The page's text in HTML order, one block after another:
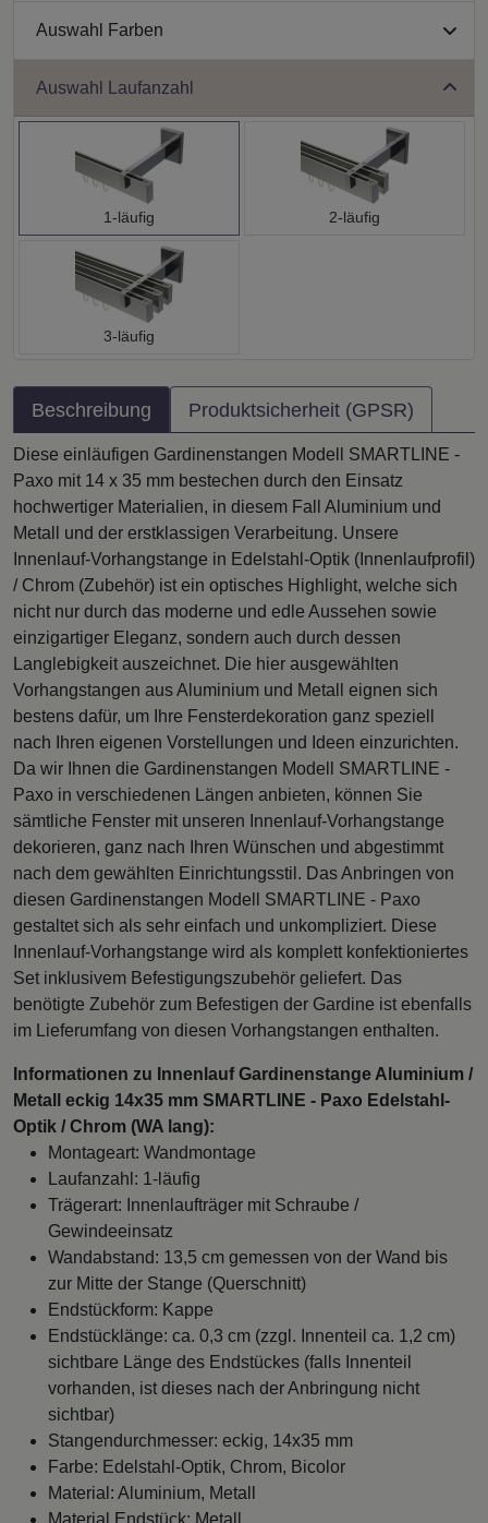
Auswahl Farben
Auswahl Laufanzahl
1-läufig 2-läufig
3-läufig
Beschreibung Produktsicherheit (GPSR)
Diese einläufigen Gardinenstangen Modell SMARTLINE -
Paxo mit 14 x 35 mm bestechen durch den Einsatz
hochwertiger Materialien, in diesem Fall Aluminium und
Metall und der erstklassigen Verarbeitung. Unsere
Innenlauf-Vorhangstange in Edelstahl-Optik (Innenlaufprofil)
/ Chrom (Zubehör) ist ein optisches Highlight, welche sich
nicht nur durch das moderne und edle Aussehen sowie
einzigartiger Eleganz, sondern auch durch dessen
Langlebigkeit auszeichnet. Die hier ausgewählten
Vorhangstangen aus Aluminium und Metall eignen sich
bestens dafür, um Ihre Fensterdekoration ganz speziell
nach Ihren eigenen Vorstellungen und Ideen einzurichten.
Da wir Ihnen die Gardinenstangen Modell SMARTLINE -
Paxo in verschiedenen Längen anbieten, können Sie
sämtliche Fenster mit unseren Innenlauf-Vorhangstange
dekorieren, ganz nach Ihren Wünschen und abgestimmt
nach dem gewählten Einrichtungsstil. Das Anbringen von
diesen Gardinenstangen Modell SMARTLINE - Paxo
gestaltet sich als sehr einfach und unkompliziert. Diese
Innenlauf-Vorhangstange wird als komplett konfektioniertes
Set inklusivem Befestigungszubehör geliefert. Das
benötigte Zubehör zum Befestigen der Gardine ist ebenfalls
im Lieferumfang von diesen Vorhangstangen enthalten.
Informationen zu Innenlauf Gardinenstange Aluminium /
Metall eckig 14x35 mm SMARTLINE - Paxo Edelstahl-
Optik / Chrom (WA lang):
Montageart: Wandmontage
Laufanzahl: 1-läufig
Trägerart: Innenlaufträger mit Schraube /
Gewindeeinsatz
Wandabstand: 13,5 cm gemessen von der Wand bis
zur Mitte der Stange (Querschnitt)
Endstückform: Kappe
Endstücklänge: ca. 0,3 cm (zzgl. Innenteil ca. 1,2 cm)
sichtbare Länge des Endstückes (falls Innenteil
vorhanden, ist dieses nach der Anbringung nicht
sichtbar)
Stangendurchmesser: eckig, 14x35 mm
Farbe: Edelstahl-Optik, Chrom, Bicolor
Material: Aluminium, Metall
Material Endstück: Metall